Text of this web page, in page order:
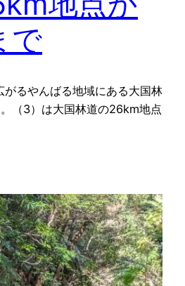
で
がるやんばる地域にある大国林
（3）は大国林道の26km地点